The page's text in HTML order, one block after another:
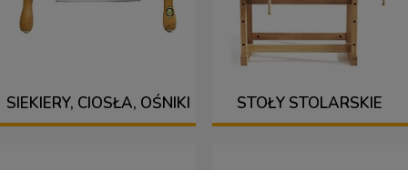
SIEKIERY, CIOSŁA, OŚNIKI STOŁY STOLARSKIE